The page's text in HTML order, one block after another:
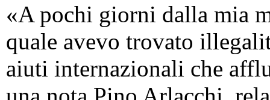
«A pochi giorni dalla mia
quale avevo trovato
aiuti internazionali che